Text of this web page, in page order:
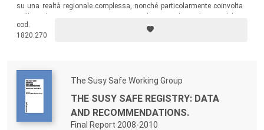
su una realtà regionale complessa, nonché particolarmente coinvolta
indicatori riportati nel volume.
cod.
1820.270
The Susy Safe Working Group
THE SUSY SAFE REGISTRY: DATA
AND RECOMMENDATIONS.
Final Report 2008-2010